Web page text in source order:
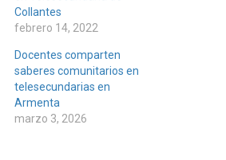
Collantes
febrero 14, 2022
Docentes comparten
saberes comunitarios en
telesecundarias en
Armenta
marzo 3, 2026